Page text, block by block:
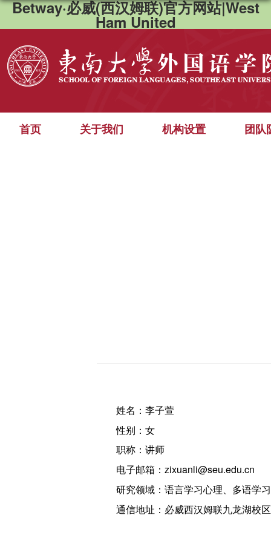
Betway·必威(西汉姆联)官方网站|West
Ham United
首页 关于我们 机构设置 团队
姓名：李子萱
性别：女
职称：讲师
电子邮箱：zixuanli@seu.edu.cn
研究领域：语言学习心理、多语学
通信地址：必威西汉姆联九龙湖校